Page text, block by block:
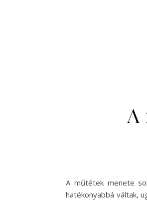
A
A műtétek menete
hatékonyabbá váltak,